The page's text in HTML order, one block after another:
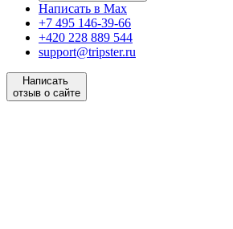
Написать в Max
+7 495 146-39-66
+420 228 889 544
support@tripster.ru
Написать
отзыв о сайте